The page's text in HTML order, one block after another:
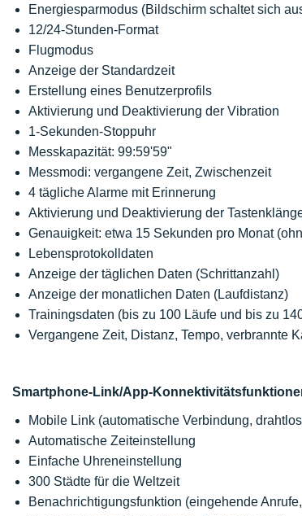
Energiesparmodus (Bildschirm schaltet sich
12/24-Stunden-Format
Flugmodus
Anzeige der Standardzeit
Erstellung eines Benutzerprofils
Aktivierung und Deaktivierung der Vibration
1-Sekunden-Stoppuhr
Messkapazität: 99:59'59"
Messmodi: vergangene Zeit, Zwischenzeit
4 tägliche Alarme mit Erinnerung
Aktivierung und Deaktivierung der
Genauigkeit: etwa 15 Sekunden pro Monat
Lebensprotokolldaten
Anzeige der täglichen Daten (Schrittanzahl)
Anzeige der monatlichen Daten (Laufdistanz)
Trainingsdaten (bis zu 100 Läufe und bis zu
Vergangene Zeit, Distanz, Tempo, verbrannte
Smartphone-Link/App-
Mobile Link (automatische Verbindung,
Automatische Zeiteinstellung
Einfache Uhreneinstellung
300 Städte für die Weltzeit
Benachrichtigungsfunktion (eingehende